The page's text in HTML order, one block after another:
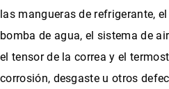
las mangueras de refrigerante,
bomba de agua, el sistema de
el tensor de la correa y el
corrosión, desgaste u otros